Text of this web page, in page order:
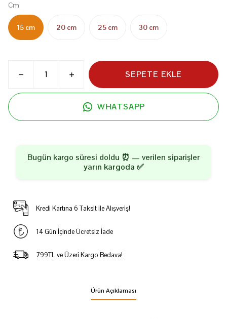
Cm
15 cm 20 cm 25 cm 30 cm
SEPETE EKLE
WHATSAPP
Bugün kargo süresi doldu ⏰ — verilen siparişler
yarın kargoda ✅
Kredi Kartına 6 Taksit ile Alışveriş!
14 Gün İçinde Ücretsiz İade
799TL ve Üzeri Kargo Bedava!
Ürün Açıklaması